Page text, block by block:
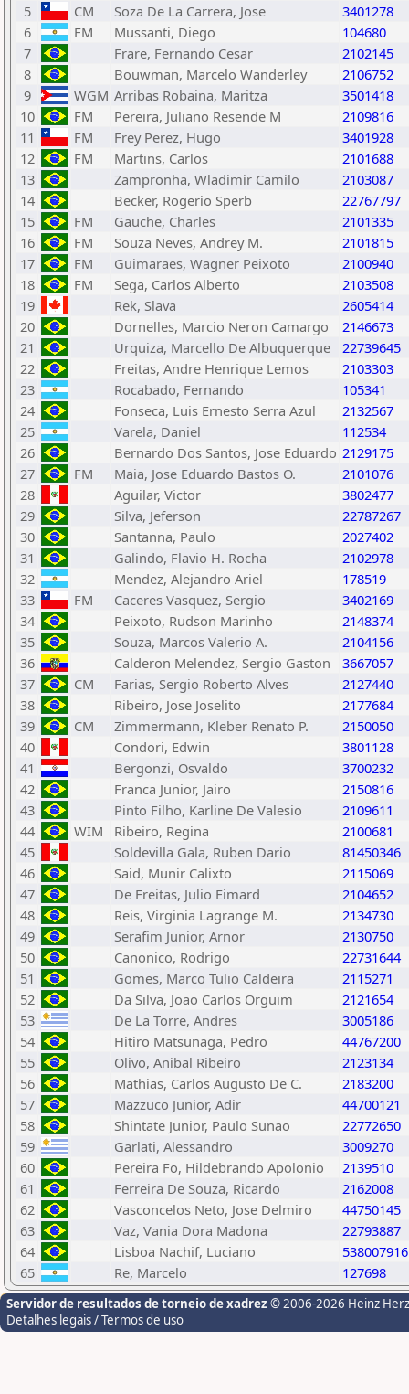
5
CM Soza De La Carrera, Jose
3401278
6
FM Mussanti, Diego
104680
7
Frare, Fernando Cesar
2102145
8
Bouwman, Marcelo Wanderley
2106752
9
WGM Arribas Robaina, Maritza
3501418
10
FM Pereira, Juliano Resende M
2109816
11
FM Frey Perez, Hugo
3401928
12
FM Martins, Carlos
2101688
13
Zampronha, Wladimir Camilo
2103087
14
Becker, Rogerio Sperb
22767797
15
FM Gauche, Charles
2101335
16
FM Souza Neves, Andrey M.
2101815
17
FM Guimaraes, Wagner Peixoto
2100940
18
FM Sega, Carlos Alberto
2103508
19
Rek, Slava
2605414
20
Dornelles, Marcio Neron Camargo
2146673
21
Urquiza, Marcello De Albuquerque
22739645
22
Freitas, Andre Henrique Lemos
2103303
23
Rocabado, Fernando
105341
24
Fonseca, Luis Ernesto Serra Azul
2132567
25
Varela, Daniel
112534
26
Bernardo Dos Santos, Jose Eduardo 2129175
27
FM Maia, Jose Eduardo Bastos O.
2101076
28
Aguilar, Victor
3802477
29
Silva, Jeferson
22787267
30
Santanna, Paulo
2027402
31
Galindo, Flavio H. Rocha
2102978
32
Mendez, Alejandro Ariel
178519
33
FM Caceres Vasquez, Sergio
3402169
34
Peixoto, Rudson Marinho
2148374
35
Souza, Marcos Valerio A.
2104156
36
Calderon Melendez, Sergio Gaston
3667057
37
CM Farias, Sergio Roberto Alves
2127440
38
Ribeiro, Jose Joselito
2177684
39
CM Zimmermann, Kleber Renato P.
2150050
40
Condori, Edwin
3801128
41
Bergonzi, Osvaldo
3700232
42
Franca Junior, Jairo
2150816
43
Pinto Filho, Karline De Valesio
2109611
44
WIM Ribeiro, Regina
2100681
45
Soldevilla Gala, Ruben Dario
81450346
46
Said, Munir Calixto
2115069
47
De Freitas, Julio Eimard
2104652
48
Reis, Virginia Lagrange M.
2134730
49
Serafim Junior, Arnor
2130750
50
Canonico, Rodrigo
22731644
51
Gomes, Marco Tulio Caldeira
2115271
52
Da Silva, Joao Carlos Orguim
2121654
53
De La Torre, Andres
3005186
54
Hitiro Matsunaga, Pedro
44767200
55
Olivo, Anibal Ribeiro
2123134
56
Mathias, Carlos Augusto De C.
2183200
57
Mazzuco Junior, Adir
44700121
58
Shintate Junior, Paulo Sunao
22772650
59
Garlati, Alessandro
3009270
60
Pereira Fo, Hildebrando Apolonio
2139510
61
Ferreira De Souza, Ricardo
2162008
62
Vasconcelos Neto, Jose Delmiro
44750145
63
Vaz, Vania Dora Madona
22793887
64
Lisboa Nachif, Luciano
538007916
65
Re, Marcelo 127698
Servidor de resultados de torneio de xadrez © 2006-2026 Heinz
Detalhes legais / Termos de uso